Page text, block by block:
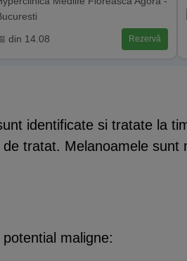
din 14.08 Rezervă
identificate si tratate la
tratat. Melanoamele
maligne: